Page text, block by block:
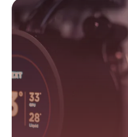
16 avril 2026